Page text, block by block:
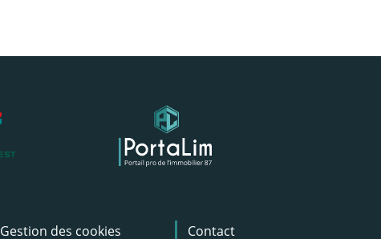
Gestion des cookies Contact